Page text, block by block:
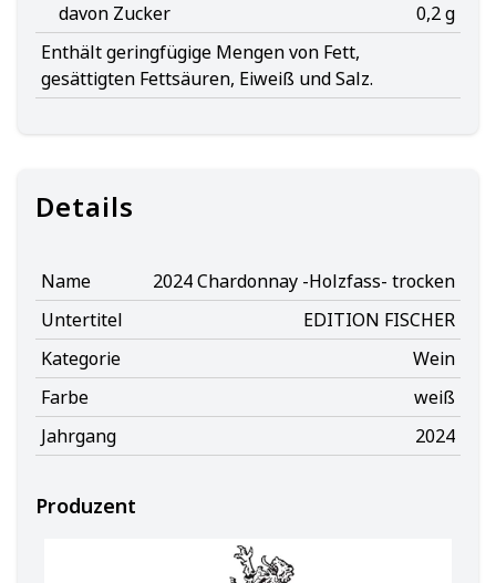
davon Zucker
0,2 g
Enthält geringfügige Mengen von Fett,
gesättigten Fettsäuren, Eiweiß und Salz.
Details
Name
2024 Chardonnay -Holzfass- trocken
Untertitel
EDITION FISCHER
Kategorie
Wein
Farbe
weiß
Jahrgang
2024
Produzent